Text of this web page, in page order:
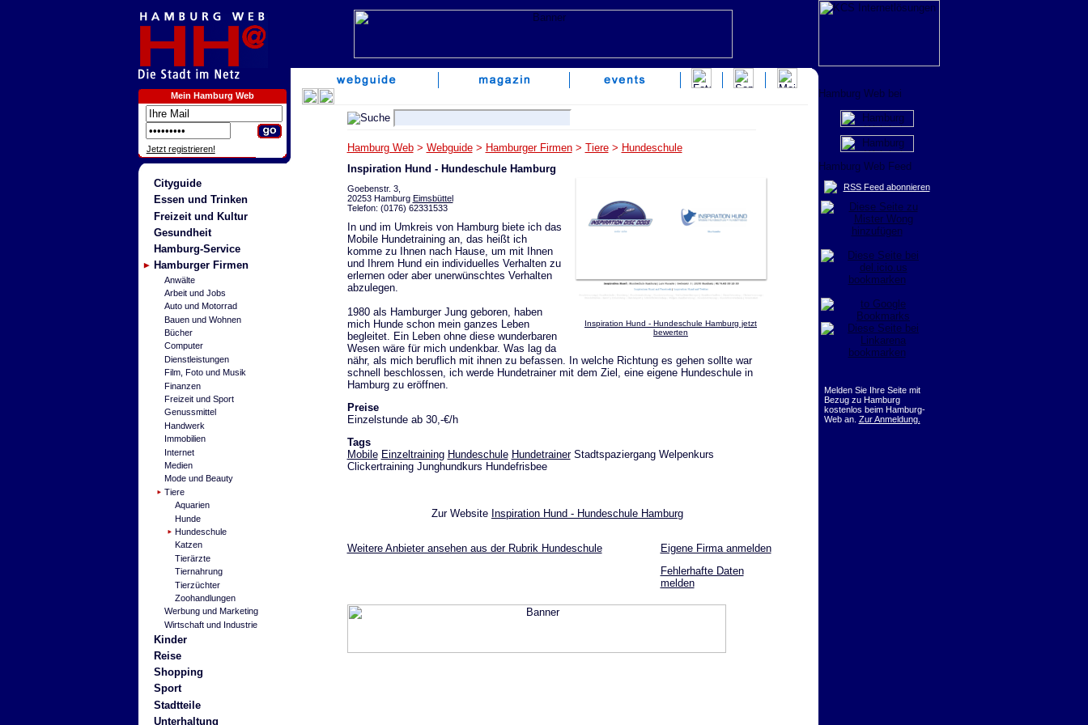
Mein Hamburg Web
Jetzt registrieren!
Cityguide
Essen und Trinken
Freizeit und Kultur
Gesundheit
Hamburg-Service
Hamburger Firmen
Anwälte
Arbeit und Jobs
Auto und Motorrad
Bauen und Wohnen
Bücher
Computer
Dienstleistungen
Film, Foto und Musik
Finanzen
Freizeit und Sport
Genussmittel
Handwerk
Immobilien
Internet
Medien
Mode und Beauty
Tiere
Aquarien
Hunde
Hundeschule
Katzen
Tierärzte
Tiernahrung
Tierzüchter
Zoohandlungen
Werbung und Marketing
Wirtschaft und Industrie
Kinder
Reise
Shopping
Sport
Stadtteile
Unterhaltung
Hamburg Web> Webguide> Hamburger Firmen> Tiere> Hundeschule
Inspiration Hund - Hundeschule Hamburg jetzt
bewerten
Inspiration Hund - Hundeschule Hamburg
Goebenstr. 3,
20253 Hamburg Eimsbüttel
Telefon: (0176) 62331533
In und im Umkreis von Hamburg biete ich das
Mobile Hundetraining an, das heißt ich
komme zu Ihnen nach Hause, um mit Ihnen
und Ihrem Hund ein individuelles Verhalten zu
erlernen oder aber unerwünschtes Verhalten
abzulegen.
1980 als Hamburger Jung geboren, haben
mich Hunde schon mein ganzes Leben
begleitet. Ein Leben ohne diese wunderbaren
Wesen wäre für mich undenkbar. Was lag da
nähr, als mich beruflich mit ihnen zu befassen. In welche Richtung es gehen sollte war
schnell beschlossen, ich werde Hundetrainer mit dem Ziel, eine eigene Hundeschule in
Hamburg zu eröffnen.
Preise
Einzelstunde ab 30,-€/h
Tags
Mobile Einzeltraining Hundeschule HundetrainerStadtspaziergang Welpenkurs
Clickertraining Junghundkurs Hundefrisbee
Zur Website Inspiration Hund - Hundeschule Hamburg
Weitere Anbieter ansehen aus der Rubrik Hundeschule
Eigene Firma anmelden
Fehlerhafte Daten
melden
RSS Feed abonnieren
Melden Sie Ihre Seite mit
Bezug zu Hamburg
kostenlos beim Hamburg-
Web an. Zur Anmeldung.